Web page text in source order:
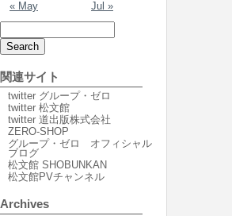
« May Jul »
関連サイト
twitter グループ・ゼロ
twitter 松文館
twitter 道出版株式会社
ZERO-SHOP
グループ・ゼロ オフィシャル
ブログ
松文館 SHOBUNKAN
松文館PVチャンネル
Archives